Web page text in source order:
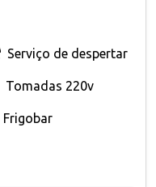
Serviço de despertar
Tomadas 220v
Frigobar